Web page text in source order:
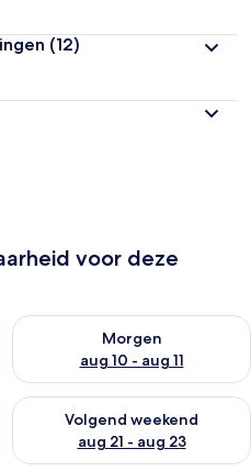
(12)
voor deze
voor vanavond aug 9 - aug
Morgen
aug 10 - aug 11
De beschikbaarheid
voor dit weekend aug 14 -
Volgend weekend
aug 21 - aug 23
De beschikbaarheid